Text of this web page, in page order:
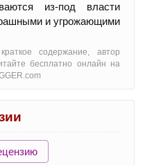
из-под власти
и угрожающими
содержание, автор
бесплатно онлайн на